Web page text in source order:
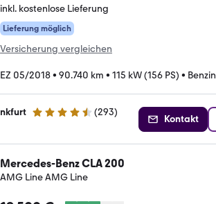
inkl. kostenlose Lieferung
Lieferung möglich
Versicherung vergleichen
EZ 05/2018• 90.740 km • 115 kW (156 PS) • Benzin
4.6 Sterne (293)
Kontakt
Mercedes-Benz CLA 200
AMG Line AMG Line